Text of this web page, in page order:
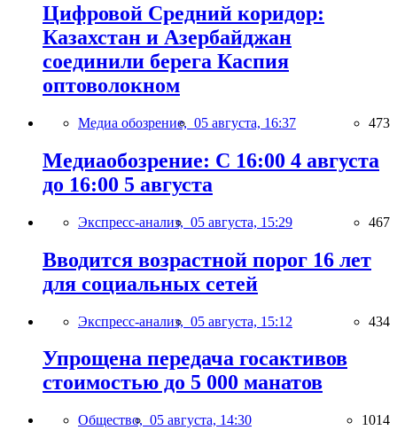
Цифровой Средний коридор:
Казахстан и Азербайджан
соединили берега Каспия
оптоволокном
Медиа обозрение, 05 августа, 16:37 473
Медиаобозрение: С 16:00 4 августа
до 16:00 5 августа
Экспресс-анализ, 05 августа, 15:29 467
Вводится возрастной порог 16 лет
для социальных сетей
Экспресс-анализ, 05 августа, 15:12 434
Упрощена передача госактивов
стоимостью до 5 000 манатов
Общество, 05 августа, 14:30 1014